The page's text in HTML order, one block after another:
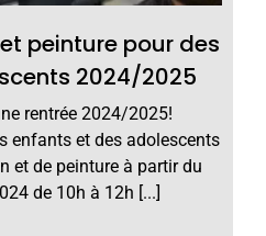
peinture pour des
2024/2025
rentrée 2024/2025!
enfants et des adolescents
et de peinture à partir du
de 10h à 12h [...]